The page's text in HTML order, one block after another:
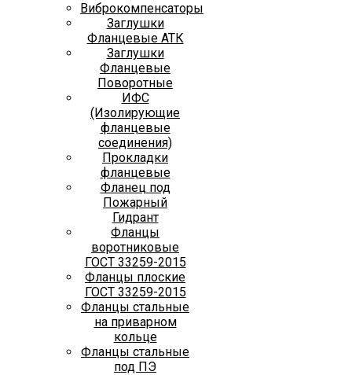
Виброкомпенсаторы
Заглушки
Фланцевые АТК
Заглушки
Фланцевые
Поворотные
ИФС
(Изолирующие
фланцевые
соединения)
Прокладки
фланцевые
Фланец под
Пожарный
Гидрант
Фланцы
воротниковые
ГОСТ 33259-2015
Фланцы плоские
ГОСТ 33259-2015
Фланцы стальные
на приварном
кольце
Фланцы стальные
под ПЭ